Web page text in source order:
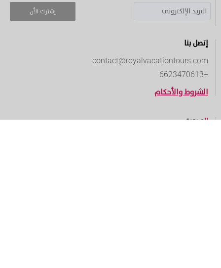
إشترك الأن
إتصل بنا
contact@royalvacationtours.com
+6623470613
الشروط والأحكام
المدونة